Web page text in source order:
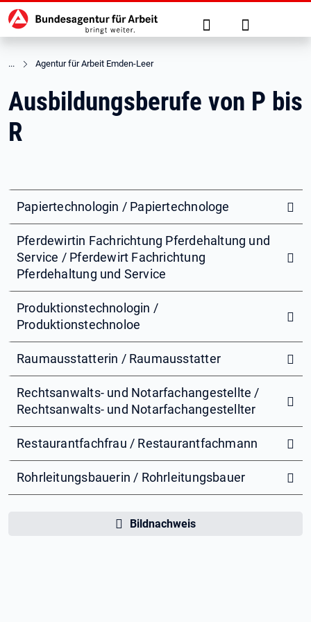
zu den Hauptinhalten springen
Hauptnavigation Suche Anmelden
Agentur für Arbeit Emden-Leer
Ausbildungsberufe von P bis
R
Papiertechnologin / Papiertechnologe
Pferdewirtin Fachrichtung Pferdehaltung und
Service / Pferdewirt Fachrichtung
Pferdehaltung und Service
Produktionstechnologin /
Produktionstechnoloe
Raumausstatterin / Raumausstatter
Rechtsanwalts- und Notarfachangestellte /
Rechtsanwalts- und Notarfachangestellter
Restaurantfachfrau / Restaurantfachmann
Rohrleitungsbauerin / Rohrleitungsbauer
Bildnachweis